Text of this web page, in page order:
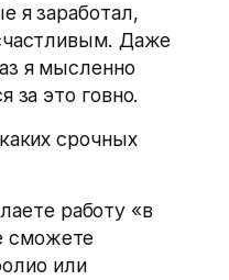
я заработал,
Даже
я мысленно
за это говно.
срочных
работу «в
сможете
или